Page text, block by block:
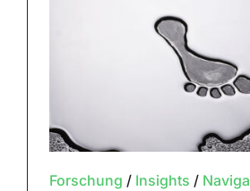
Forschung / Insights /